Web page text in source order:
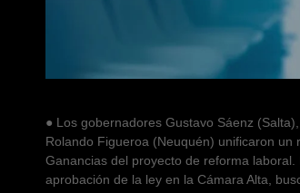
● Los gobernadores Gustavo Sáenz
Rolando Figueroa (Neuquén) unificaron
Ganancias del proyecto de reforma
aprobación de la ley en la Cámara Alta,